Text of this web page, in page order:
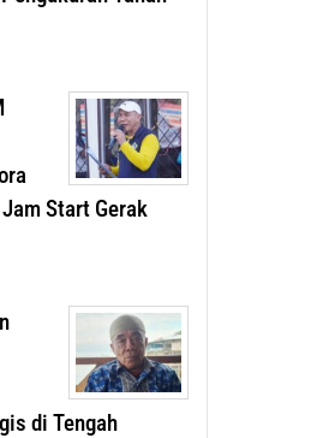
Start Gerak
di Tengah